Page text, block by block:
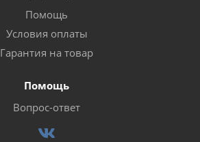
Помощь
Условия оплаты
Гарантия на товар
Помощь
Вопрос-ответ